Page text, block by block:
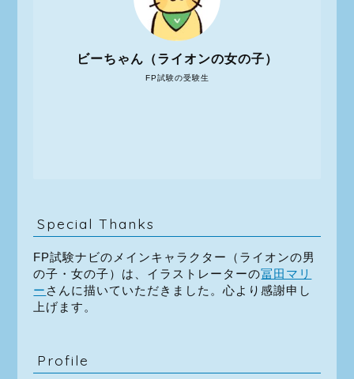
FP試験の受験生
ビーちゃん（ライオンの女の子）
Special Thanks
FP試験ナビのメインキャラクター（ライオンの男
の子・女の子）は、イラストレーターの冨田マリ
ー さんに描いていただきました。心より感謝申し
上げます。
Profile